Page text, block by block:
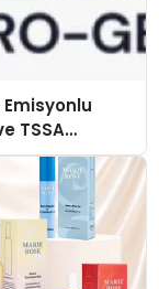
Emisyonlu
TSSA